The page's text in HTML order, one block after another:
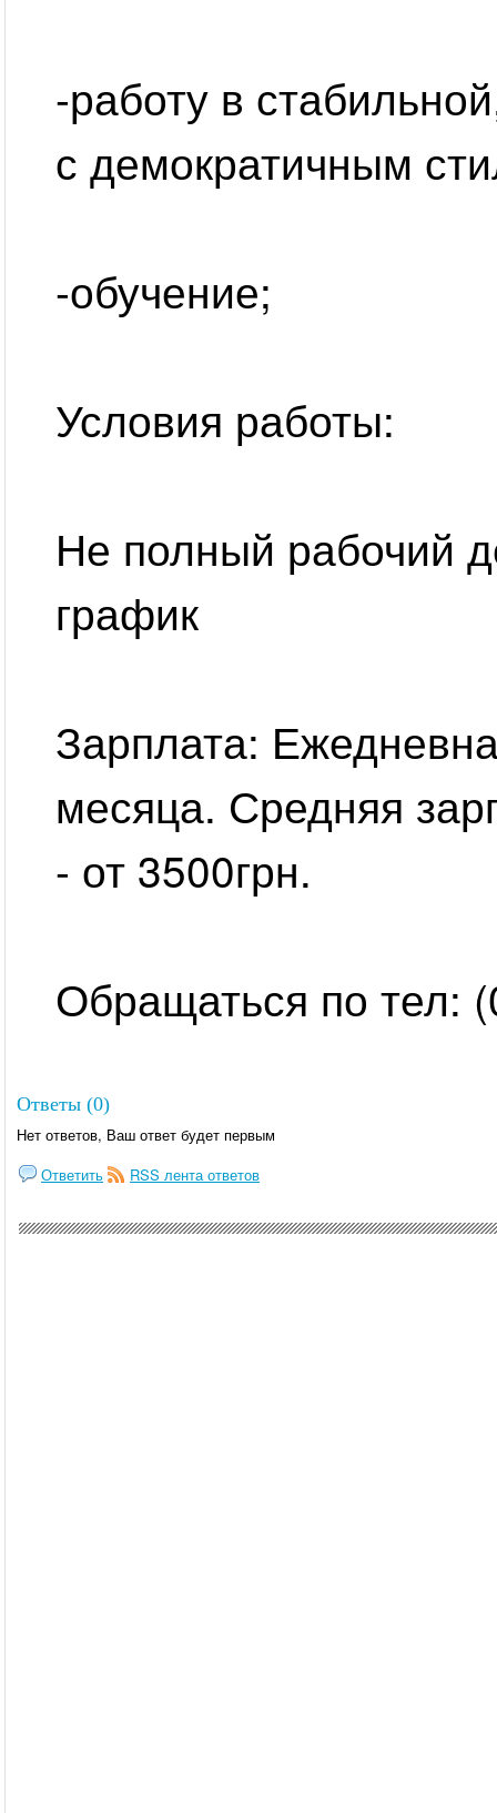
-работу в
с демократичным
-обучение;
Условия работы:
Не полный рабочий
график
Зарплата:
месяца. Средняя
- от 3500грн.
Обращаться по тел:
Ответы (0)
Нет ответов, Ваш ответ будет первым
Ответить
RSS лента ответов